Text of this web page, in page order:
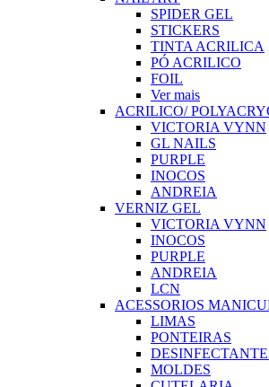
SPIDER GEL
STICKERS
TINTA ACRILICA
PÓ ACRILICO
FOIL
Ver mais
ACRILICO/
VICTORIA VYNN
GL NAILS
PURPLE
INOCOS
ANDREIA
VERNIZ GEL
VICTORIA VYNN
INOCOS
PURPLE
ANDREIA
LCN
ACESSORIOS
LIMAS
PONTEIRAS
MOLDES